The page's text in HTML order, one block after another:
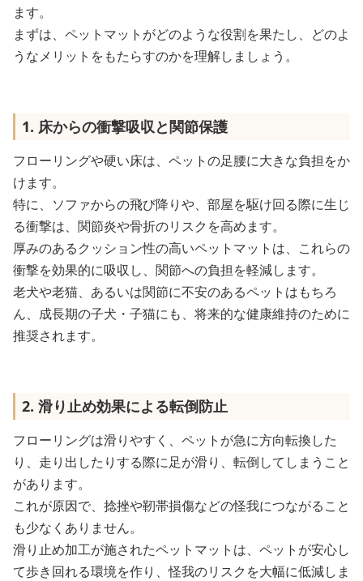
ます。
まずは、ペットマットがどのような役割を果たし、どのよ
うなメリットをもたらすのかを理解しましょう。
1. 床からの衝撃吸収と関節保護
フローリングや硬い床は、ペットの足腰に大きな負担をか
けます。
特に、ソファからの飛び降りや、部屋を駆け回る際に生じ
る衝撃は、関節炎や骨折のリスクを高めます。
厚みのあるクッション性の高いペットマットは、これらの
衝撃を効果的に吸収し、関節への負担を軽減します。
老犬や老猫、あるいは関節に不安のあるペットはもちろ
ん、成長期の子犬・子猫にも、将来的な健康維持のために
推奨されます。
2. 滑り止め効果による転倒防止
フローリングは滑りやすく、ペットが急に方向転換した
り、走り出したりする際に足が滑り、転倒してしまうこと
があります。
これが原因で、捻挫や靭帯損傷などの怪我につながること
も少なくありません。
滑り止め加工が施されたペットマットは、ペットが安心し
て歩き回れる環境を作り、怪我のリスクを大幅に低減しま